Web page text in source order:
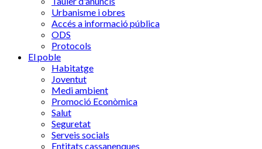
Urbanisme i obres
Accés a informació pública
ODS
Protocols
El poble
Habitatge
Joventut
Medi ambient
Promoció Econòmica
Salut
Seguretat
Serveis socials
Entitats cassanenques